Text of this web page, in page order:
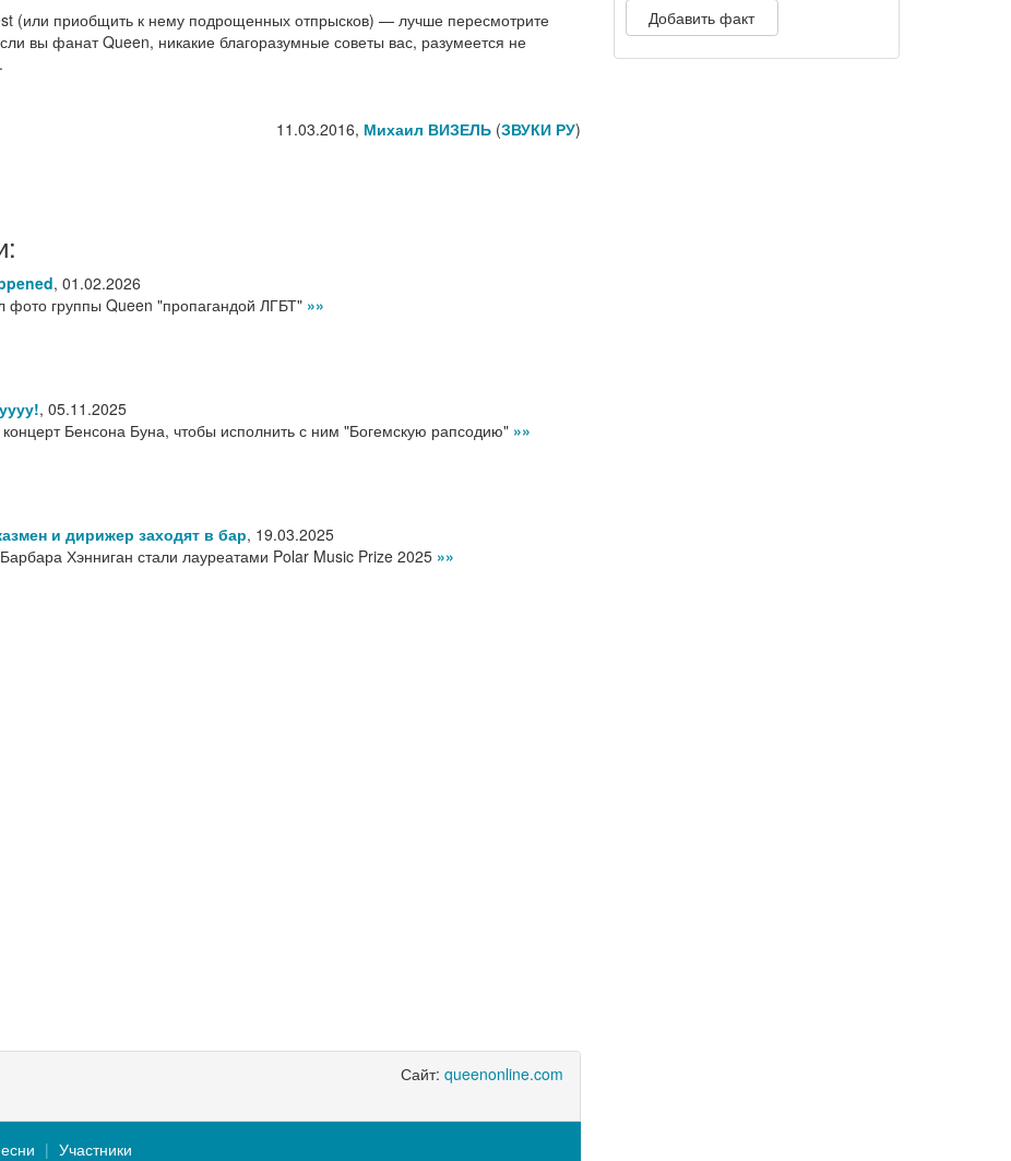
(или приобщить к нему подрощенных отпрысков) — лучше пересмотрите
вы фанат Queen, никакие благоразумные советы вас, разумеется не
11.03.2016, Михаил ВИЗЕЛЬ(ЗВУКИ РУ)
, 01.02.2026
фото группы Queen "пропагандой ЛГБТ" »»
, 05.11.2025
Бенсона Буна, чтобы исполнить с ним "Богемскую рапсодию" »»
и дирижер заходят в бар, 19.03.2025
Хэнниган стали лауреатами Polar Music Prize 2025 »»
Сайт: queenonline.com
Участники
Добавить факт